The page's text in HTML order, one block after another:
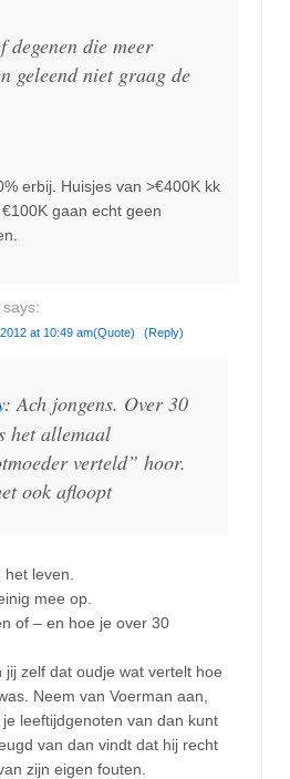
degenen die meer
geleend niet graag de
erbij. Huisjes van >€400K kk
gaan echt geen
says:
at 10:49 am(Quote) (Reply)
: Ach jongens. Over 30
het allemaal
verteld” hoor.
ook afloopt
leven.
mee op.
of – en hoe je over 30
jij zelf dat oudje wat vertelt hoe
Neem van Voerman aan,
leeftijdgenoten van dan kunt
van dan vindt dat hij recht
zijn eigen fouten.